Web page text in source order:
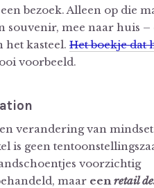
bezoek. Alleen op die
souvenir, mee naar huis
het kasteel. Het boekje dat
voorbeeld.
verandering van
is geen
voorzichtig
maar eenretail